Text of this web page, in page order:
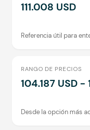
111.008 USD
Referencia útil para
RANGO DE PRECIOS
104.187 USD -
Desde la opción más